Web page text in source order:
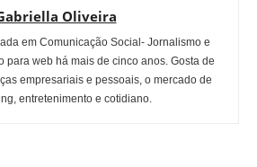
Oliveira
em Comunicação Social- Jornalismo e
para web há mais de cinco anos. Gosta de
empresariais e pessoais, o mercado de
entretenimento e cotidiano.